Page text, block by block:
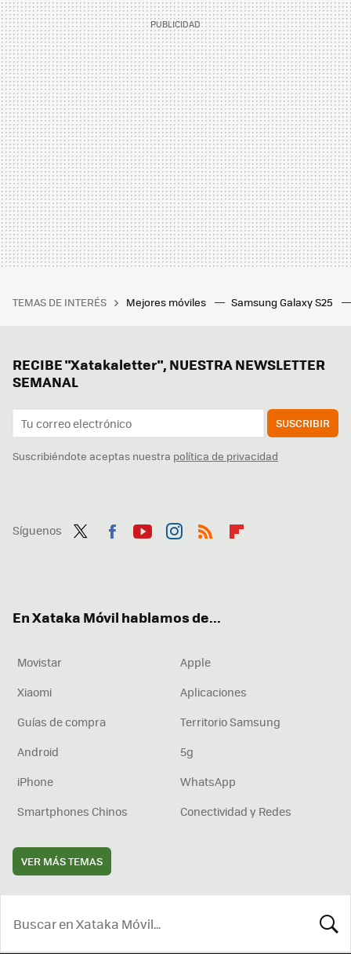
TEMAS DE INTERÉS Mejores móviles Samsung Galaxy S25
RECIBE "Xatakaletter", NUESTRA NEWSLETTER
SEMANAL
SUSCRIBIR
Suscribiéndote aceptas nuestra política de privacidad
Síguenos
En Xataka Móvil hablamos de...
Movistar
Apple
Xiaomi
Aplicaciones
Guías de compra
Territorio Samsung
Android
5g
iPhone
WhatsApp
Smartphones Chinos
Conectividad y Redes
VER MÁS TEMAS